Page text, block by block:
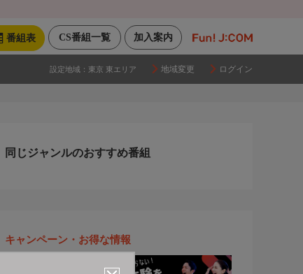
加入案内
CS番組一覧
番組表
設定地域： 東京 東エリア 地域変更 ログイン
同じジャンルのおすすめ番組
キャンペーン・お得な情報